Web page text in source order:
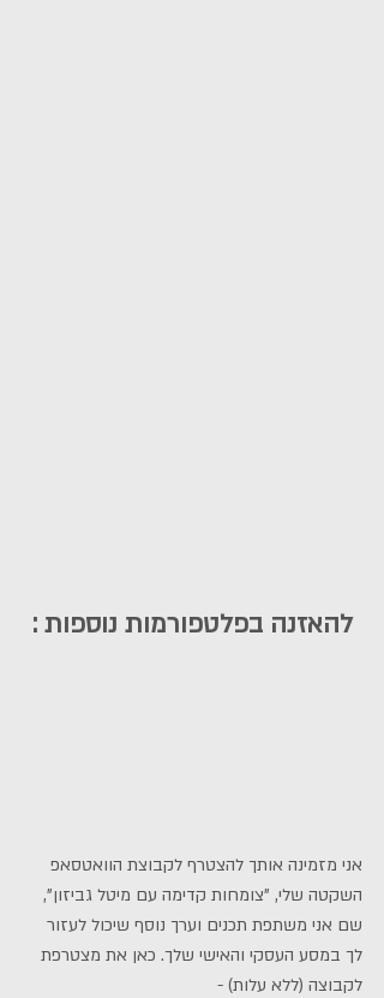
להאזנה בפלטפורמות נוספות :
אני מזמינה אותך להצטרף לקבוצת הוואטסאפ
השקטה שלי, "צומחות קדימה עם מיטל גביזון",
שם אני משתפת תכנים וערך נוסף שיכול לעזור
לך במסע העסקי והאישי שלך. כאן את מצטרפת
לקבוצה (ללא עלות) -